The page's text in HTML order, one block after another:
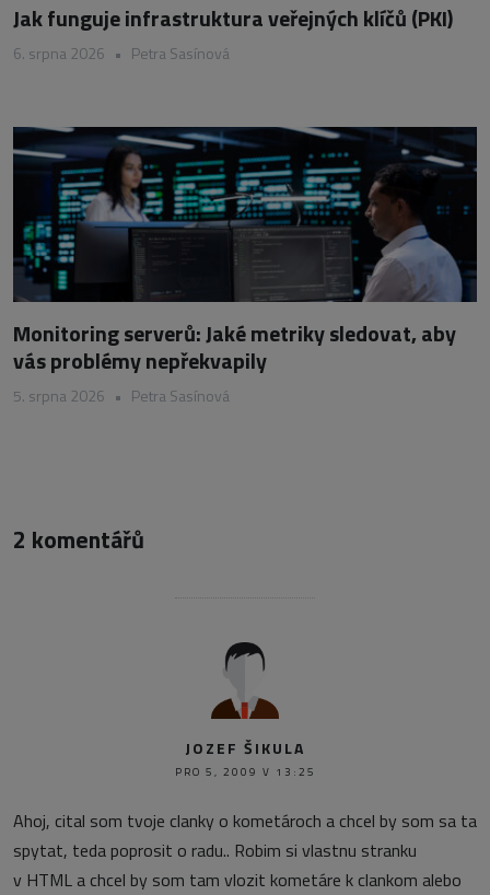
Jak funguje infrastruktura veřejných klíčů (PKI)
6. srpna 2026 • Petra Sasínová
Monitoring serverů: Jaké metriky sledovat, aby
vás problémy nepřekvapily
5. srpna 2026 • Petra Sasínová
2 komentářů
JOZEF ŠIKULA
PRO 5, 2009 V 13:25
Ahoj, cital som tvoje clanky o kometároch a chcel by som sa ta
spytat, teda poprosit o radu.. Robim si vlastnu stranku
v HTML a chcel by som tam vlozit kometáre k clankom alebo